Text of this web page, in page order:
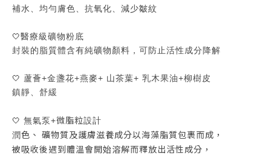
補水、均勻膚色、抗氧化、減少皺紋
🤍醫療級礦物粉底
封裝的脂質體含有純礦物顏料，可防止活性成分降解
🤍 蘆薈+金盞花+燕麥+ 山茶葉+ 乳木果油+柳樹皮
鎮靜、舒緩
🤍 無氣泵+微脂粒設計
潤色、 礦物質及護膚滋養成分以海藻脂質包裹而成，
被吸收後遇到體溫會開始溶解而釋放出活性成分，